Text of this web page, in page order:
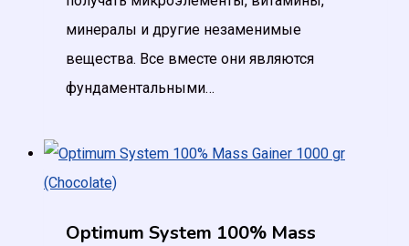
минералы и другие незаменимые
вещества. Все вместе они являются
фундаментальными…
Optimum System 100% Mass